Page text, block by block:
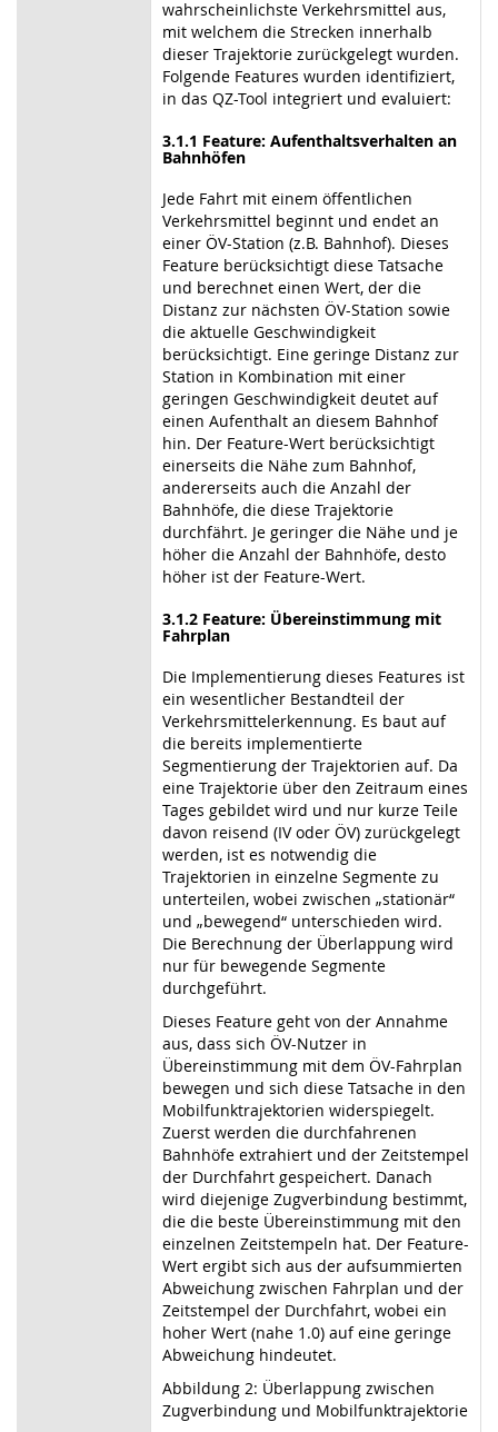
wahrscheinlichste Verkehrsmittel aus,
mit welchem die Strecken innerhalb
dieser Trajektorie zurückgelegt wurden.
Folgende Features wurden identifiziert,
in das QZ-Tool integriert und evaluiert:
3.1.1 Feature: Aufenthaltsverhalten an
Bahnhöfen
Jede Fahrt mit einem öffentlichen
Verkehrsmittel beginnt und endet an
einer ÖV-Station (z.B. Bahnhof). Dieses
Feature berücksichtigt diese Tatsache
und berechnet einen Wert, der die
Distanz zur nächsten ÖV-Station sowie
die aktuelle Geschwindigkeit
berücksichtigt. Eine geringe Distanz zur
Station in Kombination mit einer
geringen Geschwindigkeit deutet auf
einen Aufenthalt an diesem Bahnhof
hin. Der Feature-Wert berücksichtigt
einerseits die Nähe zum Bahnhof,
andererseits auch die Anzahl der
Bahnhöfe, die diese Trajektorie
durchfährt. Je geringer die Nähe und je
höher die Anzahl der Bahnhöfe, desto
höher ist der Feature-Wert.
3.1.2 Feature: Übereinstimmung mit
Fahrplan
Die Implementierung dieses Features ist
ein wesentlicher Bestandteil der
Verkehrsmittelerkennung. Es baut auf
die bereits implementierte
Segmentierung der Trajektorien auf. Da
eine Trajektorie über den Zeitraum eines
Tages gebildet wird und nur kurze Teile
davon reisend (IV oder ÖV) zurückgelegt
werden, ist es notwendig die
Trajektorien in einzelne Segmente zu
unterteilen, wobei zwischen „stationär“
und „bewegend“ unterschieden wird.
Die Berechnung der Überlappung wird
nur für bewegende Segmente
durchgeführt.
Dieses Feature geht von der Annahme
aus, dass sich ÖV-Nutzer in
Übereinstimmung mit dem ÖV-Fahrplan
bewegen und sich diese Tatsache in den
Mobilfunktrajektorien widerspiegelt.
Zuerst werden die durchfahrenen
Bahnhöfe extrahiert und der Zeitstempel
der Durchfahrt gespeichert. Danach
wird diejenige Zugverbindung bestimmt,
die die beste Übereinstimmung mit den
einzelnen Zeitstempeln hat. Der Feature-
Wert ergibt sich aus der aufsummierten
Abweichung zwischen Fahrplan und der
Zeitstempel der Durchfahrt, wobei ein
hoher Wert (nahe 1.0) auf eine geringe
Abweichung hindeutet.
Abbildung 2: Überlappung zwischen
Zugverbindung und Mobilfunktrajektorie